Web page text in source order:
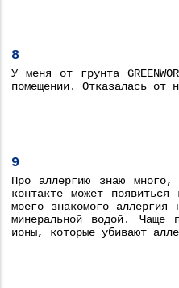
8
У меня от грунта
помещении. Отказалась от
9
Про аллергию знаю
контакте может
моего знакомого
минеральной водой. Чаще
ионы, которые убивают